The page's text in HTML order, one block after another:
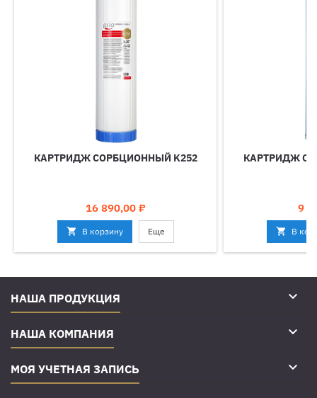
КАРТРИДЖ СОРБЦИОННЫЙ K252
Цена
16 890,00 ₽
 В корзину Еще
КАРТРИДЖ
9
 В
НАША ПРОДУКЦИЯ 
НАША КОМПАНИЯ 
МОЯ УЧЕТНАЯ ЗАПИСЬ 